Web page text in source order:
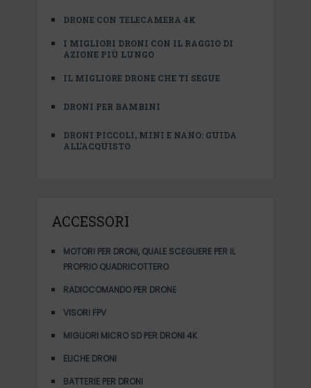
DRONE CON TELECAMERA 4K
I MIGLIORI DRONI CON IL RAGGIO DI
AZIONE PIÙ LUNGO
IL MIGLIORE DRONE CHE TI SEGUE
DRONI PER BAMBINI
DRONI PICCOLI, MINI E NANO: GUIDA
ALL’ACQUISTO
ACCESSORI
MOTORI PER DRONI, QUALE SCEGLIERE PER IL
PROPRIO QUADRICOTTERO
RADIOCOMANDO PER DRONE
VISORI FPV
MIGLIORI MICRO SD PER DRONI 4K
ELICHE DRONI
BATTERIE PER DRONI